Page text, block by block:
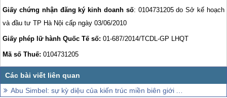
Giấy chứng nhận đăng ký kinh doanh số: 0104731205 do Sở kế hoạch
và đầu tư TP Hà Nội cấp ngày 03/06/2010
Giấy phép lữ hành Quốc Tế số: 01-687/2014/TCDL-GP LHQT
Mã số Thuế: 0104731205
Abu Simbel: sự kỳ diệu của kiến trúc miền biên giới Ai Cập